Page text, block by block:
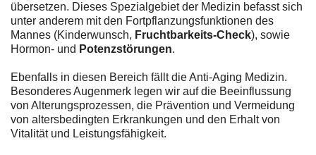
übersetzen. Dieses Spezialgebiet der Medizin befasst sich
unter anderem mit den Fortpflanzungsfunktionen des
Mannes (Kinderwunsch, Fruchtbarkeits-Check), sowie
Hormon- und Potenzstörungen.
Ebenfalls in diesen Bereich fällt die Anti-Aging Medizin.
Besonderes Augenmerk legen wir auf die Beeinflussung
von Alterungsprozessen, die Prävention und Vermeidung
von altersbedingten Erkrankungen und den Erhalt von
Vitalität und Leistungsfähigkeit.